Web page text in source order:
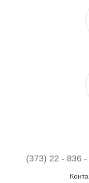
(373) 22 - 836 -